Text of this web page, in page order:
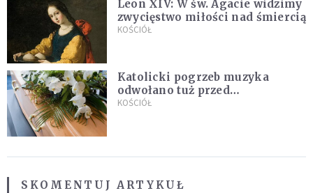
Leon XIV: W św. Agacie widzimy
zwycięstwo miłości nad śmiercią
KOŚCIÓŁ
Katolicki pogrzeb muzyka
odwołano tuż przed
uroczystością. Powodem była
KOŚCIÓŁ
SKOMENTUJ ARTYKUŁ